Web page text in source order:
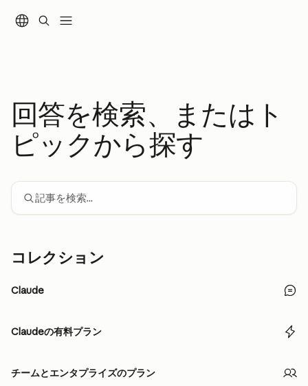
回答を検索、またはト
ピックから探す
記事を検索...
コレクション
Claude
Claudeの有料プラン
チームとエンタプライズのプラン